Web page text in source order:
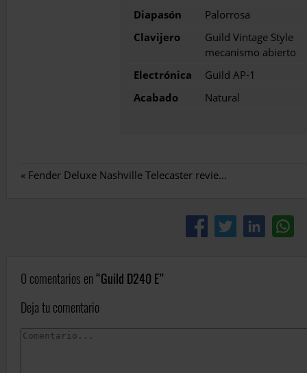
Diapasón
Palorrosa
Clavijero
Guild Vintage Style
mecanismo abierto
Electrónica
Guild AP-1
Acabado
Natural
« Fender Deluxe Nashville Telecaster review en español
0 comentarios en Guild D240 E
Deja tu comentario